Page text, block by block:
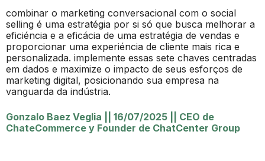
combinar o marketing conversacional com o social
selling é uma estratégia por si só que busca melhorar a
eficiéncia e a eficácia de uma estratégia de vendas e
proporcionar uma experiéncia de cliente mais rica e
personalizada. implemente essas sete chaves centradas
em dados e maximize o impacto de seus esforços de
marketing digital, posicionando sua empresa na
vanguarda da indústria.
Gonzalo Baez Veglia 16/07/2025
CEO de
ChateCommerce y Founder de ChatCenter Group